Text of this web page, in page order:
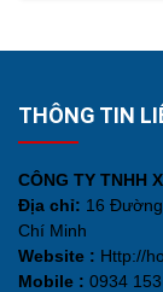
THÔNG TIN
CÔNG TY TNHH
Địa chỉ: 16
Chí Minh
Website : Http://
Mobile : 0934